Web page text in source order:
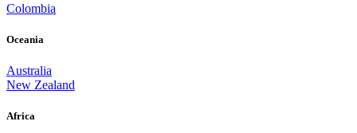
Colombia
Oceania
Australia
New Zealand
Africa